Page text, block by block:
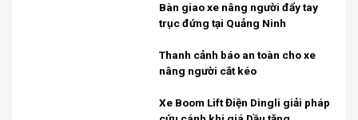
Bàn giao xe nâng người đẩy tay
trục đứng tại Quảng Ninh
Thanh cảnh báo an toàn cho xe
nâng người cắt kéo
Xe Boom Lift Điện Dingli giải pháp